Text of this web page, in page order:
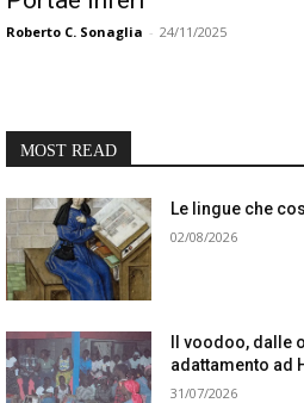
Roberto C. Sonaglia - 24/11/2025
MOST READ
Le lingue che
02/08/2026
Il voodoo, dalle
adattamento ad
31/07/2026